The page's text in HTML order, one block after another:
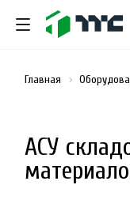
АСУ
Главная